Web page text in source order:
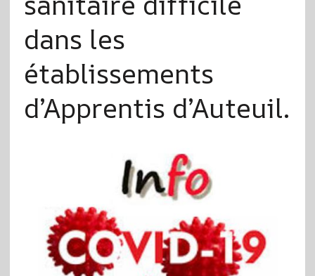
dans les
établissements
d’Apprentis d’Auteuil.